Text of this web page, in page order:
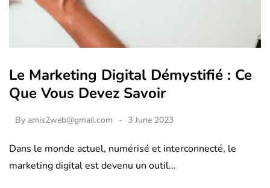
Le Marketing Digital Démystifié : Ce
Que Vous Devez Savoir
By amis2web@gmail.com 3 June 2023
Dans le monde actuel, numérisé et interconnecté, le
marketing digital est devenu un outil…